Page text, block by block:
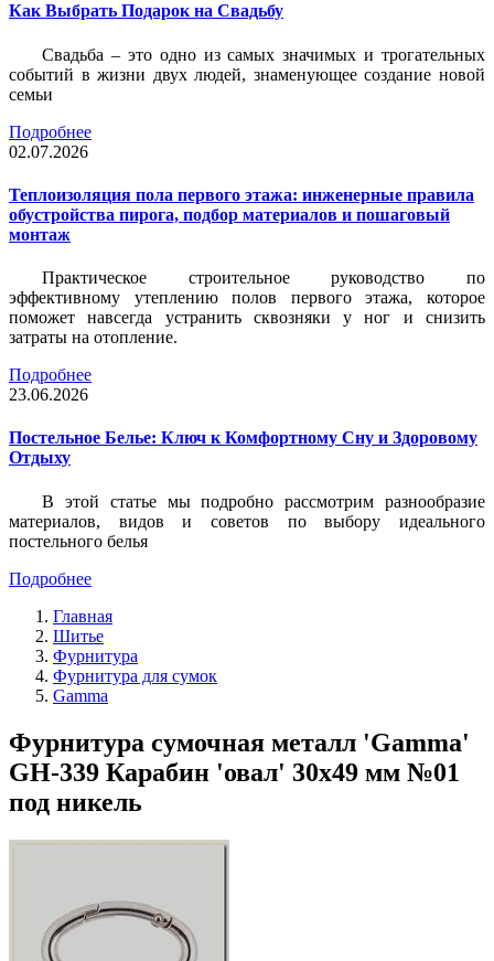
Как Выбрать Подарок на Свадьбу
Свадьба – это одно из самых значимых и трогательных
событий в жизни двух людей, знаменующее создание новой
семьи
Подробнее
02.07.2026
Теплоизоляция пола первого этажа: инженерные правила
обустройства пирога, подбор материалов и пошаговый
монтаж
Практическое строительное руководство по
эффективному утеплению полов первого этажа, которое
поможет навсегда устранить сквозняки у ног и снизить
затраты на отопление.
Подробнее
23.06.2026
Постельное Белье: Ключ к Комфортному Сну и Здоровому
Отдыху
В этой статье мы подробно рассмотрим разнообразие
материалов, видов и советов по выбору идеального
постельного белья
Подробнее
Главная
Шитье
Фурнитура
Фурнитура для сумок
Gamma
Фурнитура сумочная металл 'Gamma'
GH-339 Карабин 'овал' 30х49 мм №01
под никель